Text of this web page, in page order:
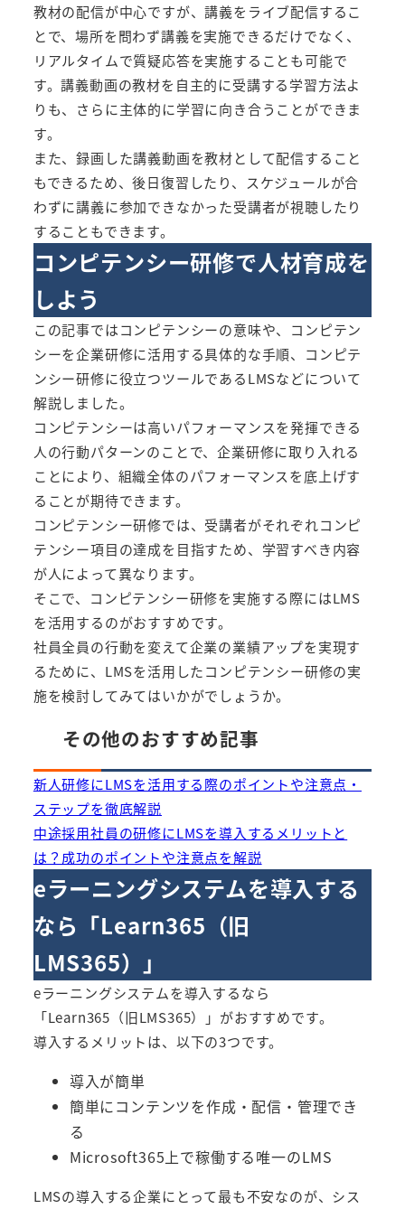
教材の配信が中心ですが、講義をライブ配信するこ
とで、場所を問わず講義を実施できるだけでなく、
リアルタイムで質疑応答を実施することも可能で
す。講義動画の教材を自主的に受講する学習方法よ
りも、さらに主体的に学習に向き合うことができま
す。
また、録画した講義動画を教材として配信すること
もできるため、後日復習したり、スケジュールが合
わずに講義に参加できなかった受講者が視聴したり
することもできます。
コンピテンシー研修で人材育成を
しよう
この記事ではコンピテンシーの意味や、コンピテン
シーを企業研修に活用する具体的な手順、コンピテ
ンシー研修に役立つツールであるLMSなどについて
解説しました。
コンピテンシーは高いパフォーマンスを発揮できる
人の行動パターンのことで、企業研修に取り入れる
ことにより、組織全体のパフォーマンスを底上げす
ることが期待できます。
コンピテンシー研修では、受講者がそれぞれコンピ
テンシー項目の達成を目指すため、学習すべき内容
が人によって異なります。
そこで、コンピテンシー研修を実施する際にはLMS
を活用するのがおすすめです。
社員全員の行動を変えて企業の業績アップを実現す
るために、LMSを活用したコンピテンシー研修の実
施を検討してみてはいかがでしょうか。
その他のおすすめ記事
新人研修にLMSを活用する際のポイントや注意点・
ステップを徹底解説
中途採用社員の研修にLMSを導入するメリットと
は？成功のポイントや注意点を解説
eラーニングシステムを導入する
なら「Learn365（旧
LMS365） 」
eラーニングシステムを導入するなら
「Learn365（旧LMS365）
」がおすすめです。
導入するメリットは、以下の3つです。
導入が簡単
簡単にコンテンツを作成・配信・管理でき
る
Microsoft365上で稼働する唯一のLMS
LMSの導入する企業にとって最も不安なのが、シス